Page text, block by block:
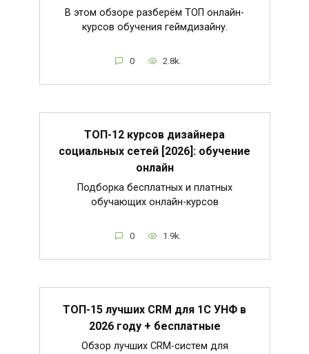
В этом обзоре разберём ТОП онлайн-
курсов обучения геймдизайну.
0 2.8k.
ТОП-12 курсов дизайнера
социальных сетей [2026]: обучение
онлайн
Подборка бесплатных и платных
обучающих онлайн-курсов
0 1.9k.
ТОП-15 лучших CRM для 1С УНФ в
2026 году + бесплатные
Обзор лучших CRM-систем для